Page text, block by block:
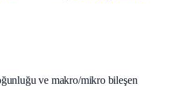
ve makro/mikro bileşen